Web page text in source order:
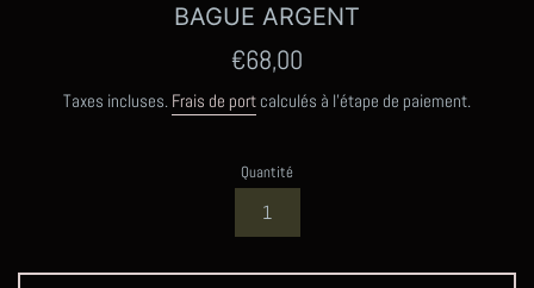
BAGUE ARGENT
Prix
€68,00
Taxes incluses. Frais de port calculés à l'étape de paiement.
Quantité